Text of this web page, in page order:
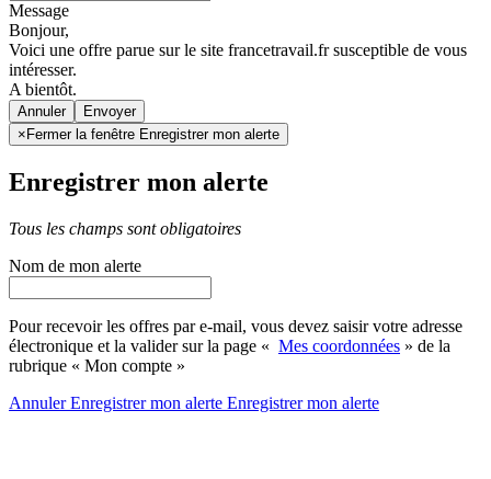
Message
Bonjour,
Voici une offre parue sur le site francetravail.fr susceptible de vous
intéresser.
A bientôt.
Annuler
× Fermer la fenêtre Enregistrer mon alerte
Enregistrer mon alerte
Tous les champs sont obligatoires
Nom de mon alerte
Pour recevoir les offres par e-mail, vous devez saisir votre adresse
électronique et la valider sur la page « Mes coordonnées » de la
rubrique « Mon compte »
AnnulerEnregistrer mon alerte Enregistrermon alerte